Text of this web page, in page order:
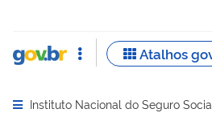
Abrir menu principal de
Instituto Nacional do Seguro